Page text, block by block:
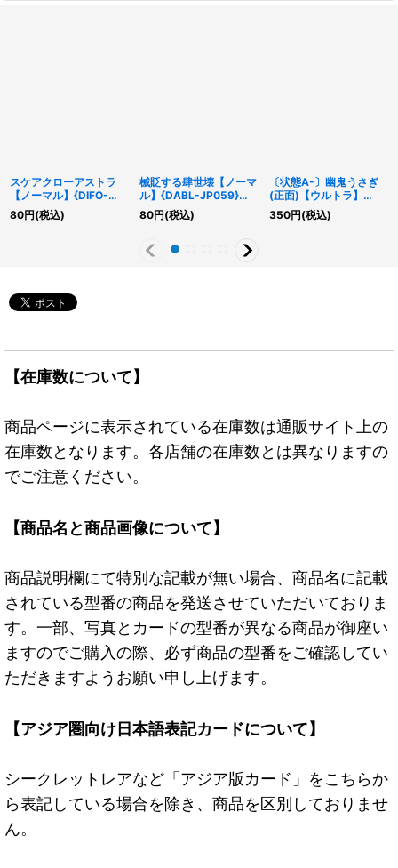
スケアクローアストラ
【ノーマル】{DIFO-
JP009}《モンスター》
80円(税込)
械貶する肆世壊【ノーマ
ル】{DABL-JP059}
《魔法》
80円(税込)
〔状態A-〕幽鬼うさぎ
(正面)【ウルトラ】
{RC03-JP007}《モン
スター》
350円(税込)
【在庫数について】
商品ページに表示されている在庫数は通販サイト上の
在庫数となります。各店舗の在庫数とは異なりますの
でご注意ください。
【商品名と商品画像について】
商品説明欄にて特別な記載が無い場合、商品名に記載
されている型番の商品を発送させていただいておりま
す。一部、写真とカードの型番が異なる商品が御座い
ますのでご購入の際、必ず商品の型番をご確認してい
ただきますようお願い申し上げます。
【アジア圏向け日本語表記カードについて】
シークレットレアなど「アジア版カード」をこちらか
ら表記している場合を除き、商品を区別しておりませ
ん。